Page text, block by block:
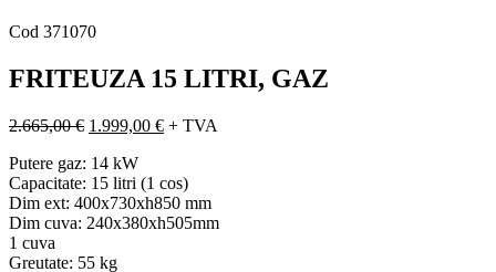
Cod 371070
FRITEUZA 15 LITRI, GAZ
2.665,00€ Prețul
a
fost:
2.665,00 €.
1.999,00 €Prețul
1.999,00 €.
+ TVA
Putere gaz: 14 kW
Capacitate: 15 litri (1 cos)
Dim ext: 400x730xh850 mm
Dim cuva: 240x380xh505mm
1 cuva
Greutate: 55 kg